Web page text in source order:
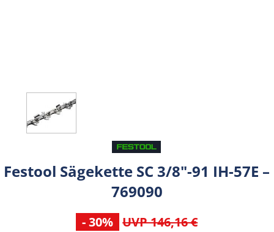
Festool Sägekette SC 3/8"-91 IH-57E –
769090
- 30% UVP 146,16 €